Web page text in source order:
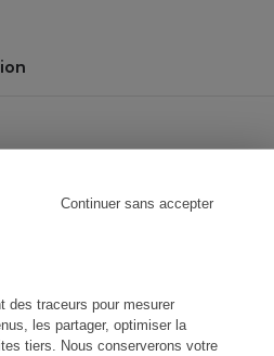
des traceurs pour mesurer
les partager, optimiser la
tiers. Nous conserverons votre
Continuer sans accepter